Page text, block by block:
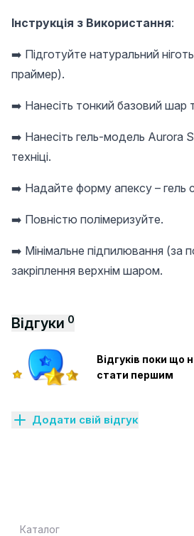
Інструкція з Використання:
➡️ Підготуйте натуральний
праймер).
➡️ Нанесіть тонкий базовий шар
➡️ Нанесіть гель-модель Aurora
техніці.
➡️ Надайте форму апексу – гель
➡️ Повністю полімеризуйте.
➡️ Мінімальне підпилювання (за
закріплення верхнім шаром.
Відгуки 0
Відгуків поки
стати першим
Додати свій відгук
Каталог